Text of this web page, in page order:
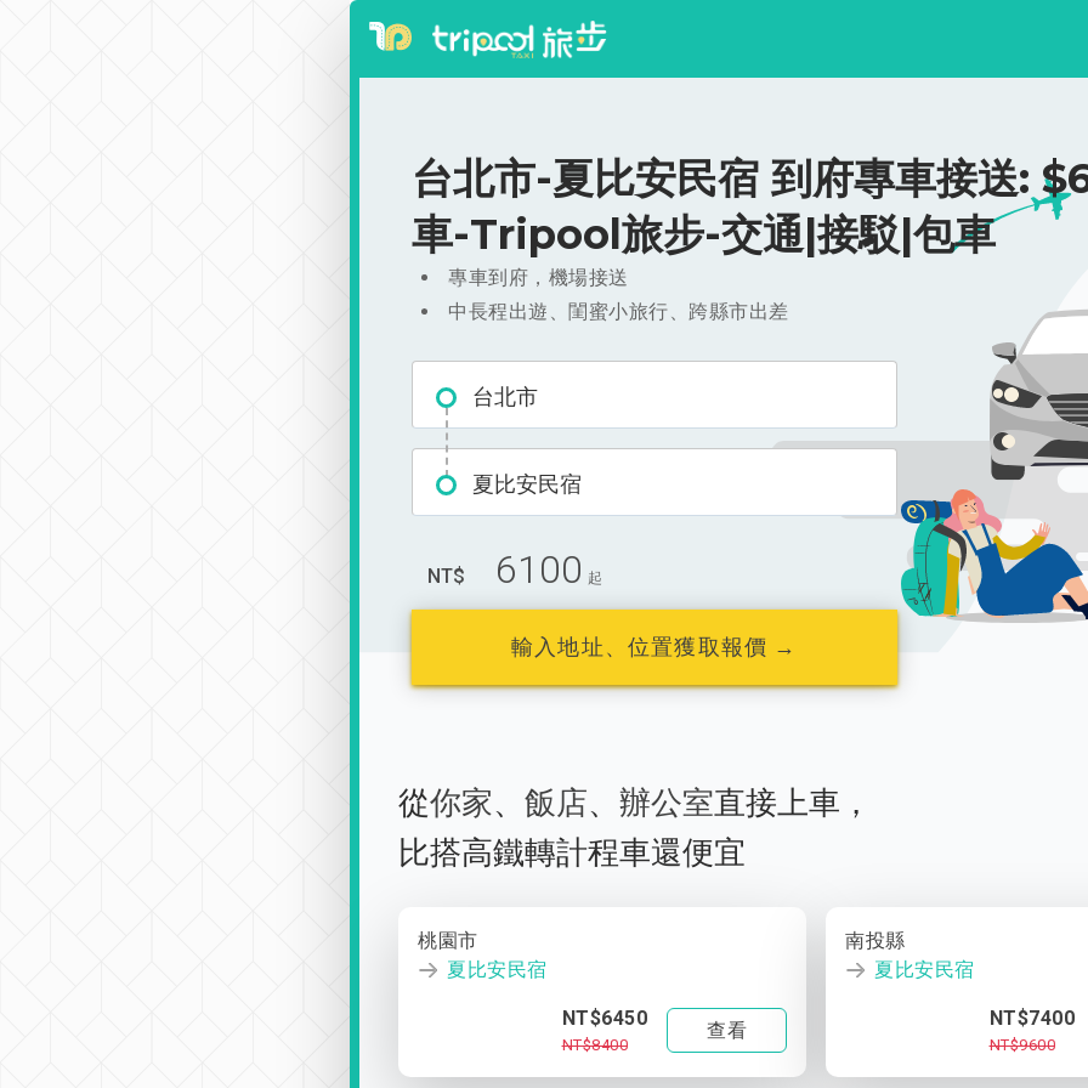
台北市-夏比安民宿 到府專車接送:
車-Tripool旅步-交通|接駁|包車
專車到府，機場接送
中長程出遊、閨蜜小旅行、跨縣市出差
台北市
夏比安民宿
NT$ 6100 起
輸入地址、位置獲取報價 →
從你家、 飯店、 辦公室直接上車，
比搭高鐵轉計程車還便宜
桃園市
夏比安民宿
NT$6450
NT$8400
查看
南投縣
夏比安民宿
NT$7400
NT$9600